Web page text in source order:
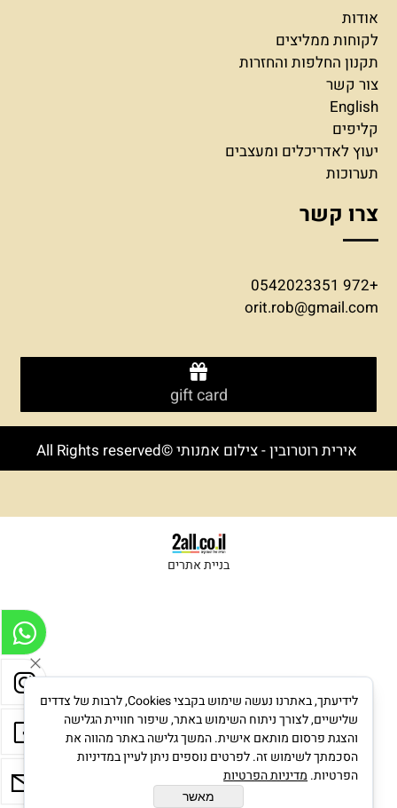
אודות
לקוחות ממליצים
תקנון החלפות והחזרות
צור קשר
English
קליפים
יעוץ לאדריכלים ומעצבים
תערוכות
צרו קשר
+972 0542023351
orit.rob@gmail.com
gift card
אירית רוטרובין - צילום אמנותי ©All Rights reserved
בניית אתרים
לידיעתך, באתרנו נעשה שימוש בקבצי Cookies, לרבות של צדדים
שלישיים, לצורך ניתוח השימוש באתר, שיפור חוויית הגלישה
והצגת פרסום מותאם אישית. המשך גלישה באתר מהווה את
הסכמתך לשימוש זה. לפרטים נוספים ניתן לעיין במדיניות
הפרטיות. מדיניות הפרטיות
מאשר